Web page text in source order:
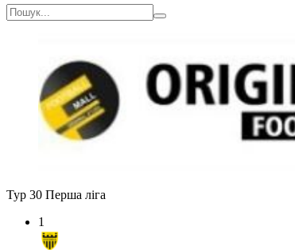
Тур 30 Перша ліга
1